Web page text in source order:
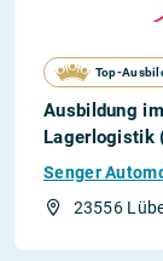
Top-
Ausbildung
Lagerlogistik
Senger
23556